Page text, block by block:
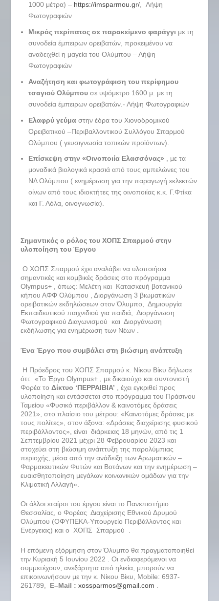
1000 μέτρα) – https://imsparmou.gr/, Λήψη
Φωτογραφιών
Μικρός περίπατος σε παρακείμενο φαράγγι με τη
συνοδεία έμπειρων ορειβατών, προκειμένου να
αναδειχθεί η μαγεία του Ολύμπου – Λήψη
Φωτογραφιών
Αναζήτηση και φωτογράφιση του περίφημου
τσαγιού Ολύμπουσε υψόμετρο 1600 μ. με τη
συνοδεία έμπειρων ορειβατών.- Λήψη Φωτογραφιών
Ελαφρύ γεύμαστην έδρα του Χιονοδρομικού
Ορειβατικού –Περιβαλλοντικού Συλλόγου Σπαρμού
Ολύμπου ( γευσιγνωσία τοπικών προϊόντων).
Επίσκεψη στην «Οινοποιία Ελασσόνας» , με τα
μοναδικά βιολογικά κρασιά από τους αμπελώνες του
ΝΔ Ολύμπου ( ενημέρωση για την παραγωγή εκλεκτών
οίνων από τους ιδιοκτήτες της οινοποιίας κ.κ. Γ.Φτίκα
και Γ. Λόλα, οινογνωσία).
Σημαντικός ο ρόλος του ΧΟΠΣ Σπαρμού στην
υλοποίηση του Έργου
Ο ΧΟΠΣ Σπαρμού έχει αναλάβει να υλοποιήσει
σημαντικές και κομβικές δράσεις στο πρόγραμμα
Olympus+ , όπως: Μελέτη και Κατασκευή βοτανικού
κήπου ΑΦΦ Ολύμπου , Διοργάνωση 3 βιωματικών
ορειβατικών εκδηλώσεων στον Όλυμπο, Δημιουργία
Εκπαιδευτικού παιχνιδιού για παιδιά, Διοργάνωση
Φωτογραφικού Διαγωνισμού και Διοργάνωση
εκδήλωσης για ενημέρωση των Νέων .
Ένα Έργο που συμβάλει στη βιώσιμη ανάπτυξη
Η Πρόεδρος του ΧΟΠΣ Σπαρμού κ. Νίκου Βίκυ δήλωσε
ότι: «Το Έργο Olympus+ , με δικαιούχο και συντονιστή
Φορέα τοΔίκτυο ‘ΠΕΡΡΑΙΒΙΑ’ , έχει εγκριθεί προς
υλοποίηση και εντάσσεται στο πρόγραμμα του Πράσινου
Ταμείου «Φυσικό περιβάλλον & καινοτόμες δράσεις
2021», στο πλαίσιο του μέτρου: «Καινοτόμες δράσεις με
τους πολίτες», στον άξονα: «Δράσεις διαχείρισης φυσικού
περιβάλλοντος», είναι διάρκειας 18 μηνών, από τις 1
Σεπτεμβρίου 2021 μέχρι 28 Φεβρουαρίου 2023 και
στοχεύει στη βιώσιμη ανάπτυξη της παρολύμπιας
περιοχής, μέσα από την ανάδειξη των Αρωματικών –
Φαρμακευτικών Φυτών και Βοτάνων και την ενημέρωση –
ευαισθητοποίηση μεγάλων κοινωνικών ομάδων για την
Κλιματική Αλλαγή».
Οι άλλοι εταίροι του έργου είναι το Πανεπιστήμιο
Θεσσαλίας, ο Φορέας Διαχείρισης Εθνικού Δρυμού
Ολύμπου (ΟΦΥΠΕΚΑ-Υπουργείο Περιβάλλοντος και
Ενέργειας) και ο ΧΟΠΣ Σπαρμού .
Η επόμενη εξόρμηση στον Όλυμπο θα πραγματοποιηθεί
την Κυριακή 5 Ιουνίου 2022 . Οι ενδιαφερόμενοι να
συμμετέχουν, ανεξάρτητα από ηλικία, μπορούν να
επικοινωνήσουν με την κ. Νίκου Βίκυ, Mobile: 6937-
261789,
E–Mail :xossparmos@gmail.com